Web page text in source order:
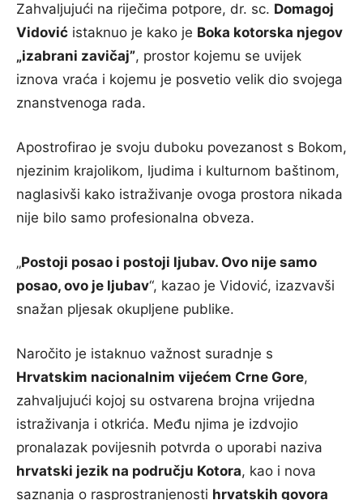
Zahvaljujući na riječima potpore, dr. sc. Domagoj
Vidović istaknuo je kako je Boka kotorska njegov
„izabrani zavičaj”, prostor kojemu se uvijek
iznova vraća i kojemu je posvetio velik dio svojega
znanstvenoga rada.
Apostrofirao je svoju duboku povezanost s Bokom,
njezinim krajolikom, ljudima i kulturnom baštinom,
naglasivši kako istraživanje ovoga prostora nikada
nije bilo samo profesionalna obveza.
„Postoji posao i postoji ljubav. Ovo nije samo
posao, ovo je ljubav“, kazao je Vidović, izazvavši
snažan pljesak okupljene publike.
Naročito je istaknuo važnost suradnje s
Hrvatskim nacionalnim vijećem Crne Gore,
zahvaljujući kojoj su ostvarena brojna vrijedna
istraživanja i otkrića. Među njima je izdvojio
pronalazak povijesnih potvrda o uporabi naziva
hrvatski jezik na području Kotora, kao i nova
saznanja o rasprostranjenosti hrvatskih govora